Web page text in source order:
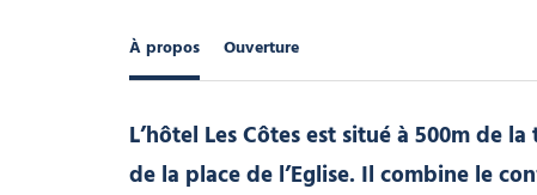
À propos Ouverture
L’hôtel Les Côtes est situé à 500m de
de la place de l’Eglise. Il combine le